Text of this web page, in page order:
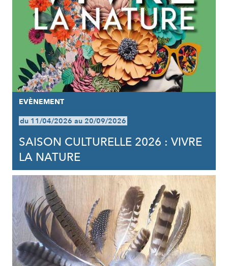
EVÈNEMENT
du 11/04/2026 au 20/09/2026
SAISON CULTURELLE 2026 : VIVRE
LA NATURE